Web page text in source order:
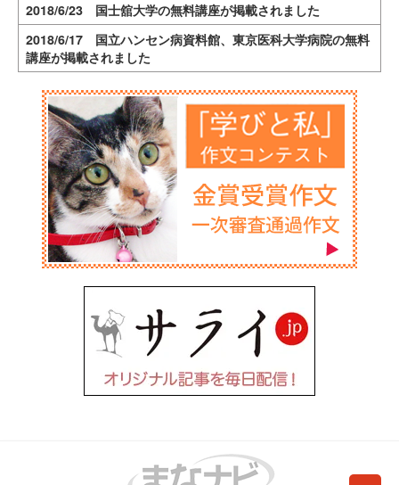
2018/6/23 国士舘大学の無料講座が掲載されました
2018/6/17 国立ハンセン病資料館、東京医科大学病院の無料
講座が掲載されました